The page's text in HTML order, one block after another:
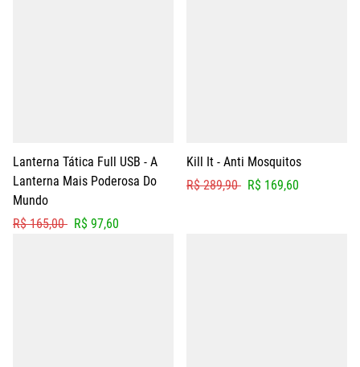
Lanterna Tática Full USB - A
Lanterna Mais Poderosa Do
Mundo
R$ 165,00 R$ 97,60
Kill It - Anti Mosquitos
R$ 289,90 R$ 169,60